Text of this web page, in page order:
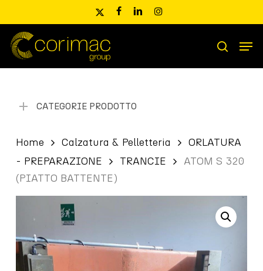
main
content
x-
facebooklinkedininstagram
Ricerca
prodotti
search
CATEGORIE PRODOTTO
Home Calzatura & Pelletteria
ORLATURA
- PREPARAZIONE
TRANCIE
ATOM S 320
(PIATTO BATTENTE)